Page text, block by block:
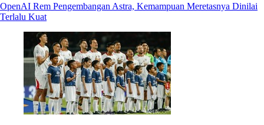
OpenAI Rem Pengembangan Astra, Kemampuan Meretasnya Dinilai
Terlalu Kuat